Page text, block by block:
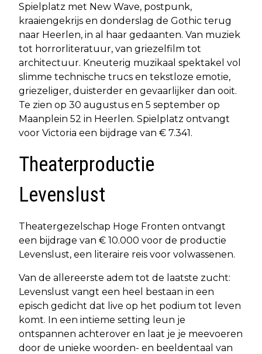
Spielplatz met New Wave, postpunk,
kraaiengekrijs en donderslag de Gothic terug
naar Heerlen, in al haar gedaanten. Van muziek
tot horrorliteratuur, van griezelfilm tot
architectuur. Kneuterig muzikaal spektakel vol
slimme technische trucs en tekstloze emotie,
griezeliger, duisterder en gevaarlijker dan ooit.
Te zien op 30 augustus en 5 september op
Maanplein 52 in Heerlen. Spielplatz ontvangt
voor Victoria een bijdrage van € 7.341.
Theaterproductie
Levenslust
Theatergezelschap Hoge Fronten ontvangt
een bijdrage van € 10.000 voor de productie
Levenslust, een literaire reis voor volwassenen.
Van de allereerste adem tot de laatste zucht:
Levenslust vangt een heel bestaan in een
episch gedicht dat live op het podium tot leven
komt. In een intieme setting leun je
ontspannen achterover en laat je je meevoeren
door de unieke woorden- en beeldentaal van